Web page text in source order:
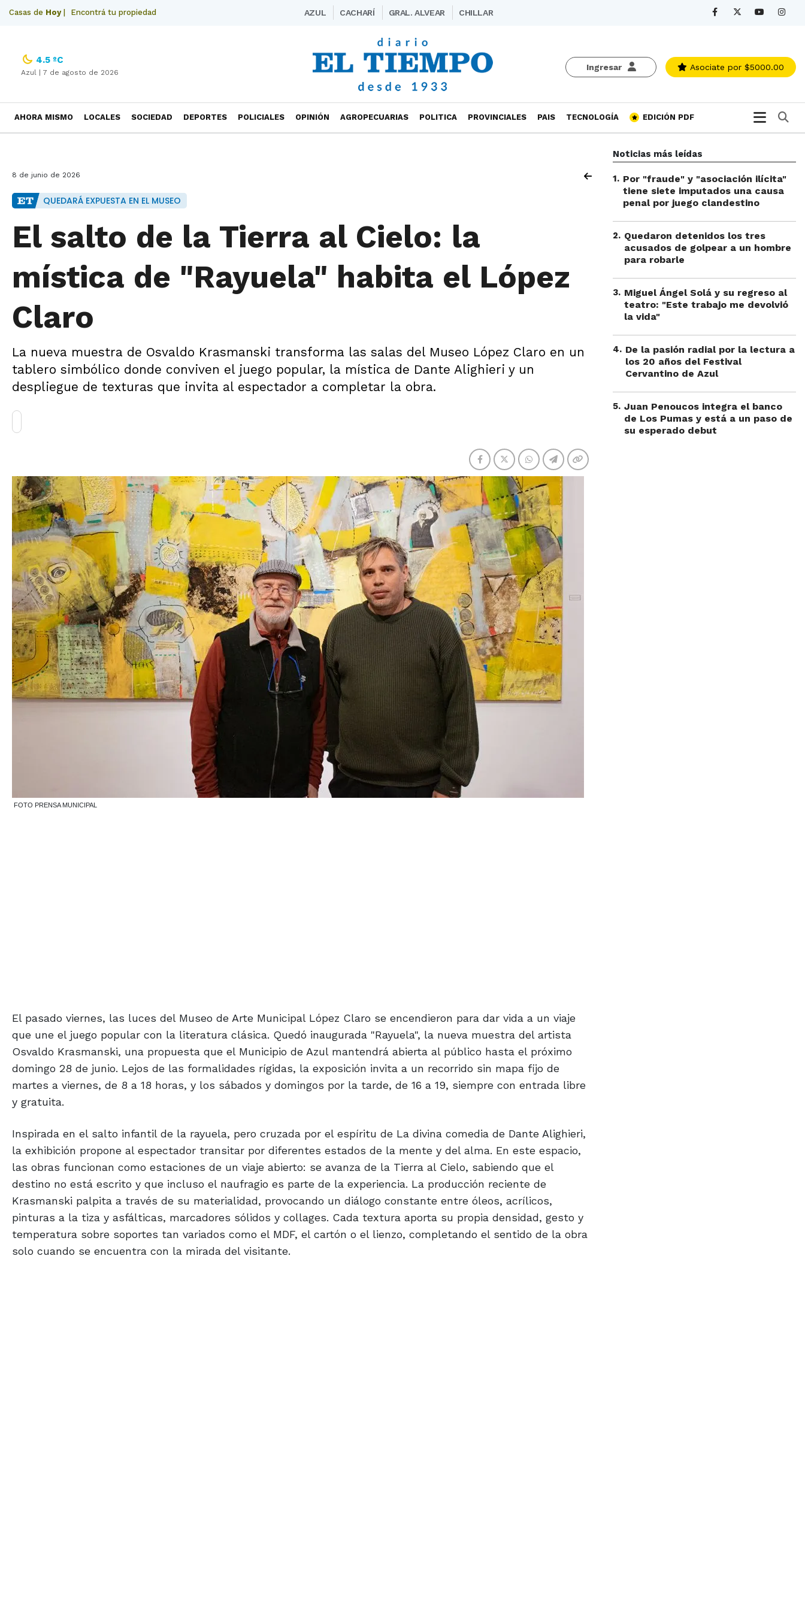
Casas de Hoy| Encontrá tu propiedad AZUL CACHARÍ GRAL. ALVEAR CHILLAR
Ingresar Asociate por $5000.00
4.5 ºC
Azul | 7 de agosto de 2026
AHORA MISMO LOCALES SOCIEDAD DEPORTES POLICIALES OPINIÓN AGROPECUARIAS POLITICA PROVINCIALES PAIS TECNOLOGÍA EDICIÓN PDF
8 de junio de 2026
QUEDARÁ EXPUESTA EN EL MUSEO
El salto de la Tierra al Cielo: la
mística de "Rayuela" habita el López
Claro
La nueva muestra de Osvaldo Krasmanski transforma las salas del Museo López Claro en un
tablero simbólico donde conviven el juego popular, la mística de Dante Alighieri y un
despliegue de texturas que invita al espectador a completar la obra.
FOTO PRENSA MUNICIPAL
El pasado viernes, las luces del Museo de Arte Municipal López Claro se encendieron para dar vida a un viaje
que une el juego popular con la literatura clásica. Quedó inaugurada "Rayuela", la nueva muestra del artista
Osvaldo Krasmanski, una propuesta que el Municipio de Azul mantendrá abierta al público hasta el próximo
domingo 28 de junio. Lejos de las formalidades rígidas, la exposición invita a un recorrido sin mapa fijo de
martes a viernes, de 8 a 18 horas, y los sábados y domingos por la tarde, de 16 a 19, siempre con entrada libre
y gratuita.
Inspirada en el salto infantil de la rayuela, pero cruzada por el espíritu de La divina comedia de Dante Alighieri,
la exhibición propone al espectador transitar por diferentes estados de la mente y del alma. En este espacio,
las obras funcionan como estaciones de un viaje abierto: se avanza de la Tierra al Cielo, sabiendo que el
destino no está escrito y que incluso el naufragio es parte de la experiencia. La producción reciente de
Krasmanski palpita a través de su materialidad, provocando un diálogo constante entre óleos, acrílicos,
pinturas a la tiza y asfálticas, marcadores sólidos y collages. Cada textura aporta su propia densidad, gesto y
temperatura sobre soportes tan variados como el MDF, el cartón o el lienzo, completando el sentido de la obra
solo cuando se encuentra con la mirada del visitante.
Noticias más leídas
1. Por "fraude" y "asociación ilícita"
tiene siete imputados una causa
penal por juego clandestino
2. Quedaron detenidos los tres
acusados de golpear a un hombre
para robarle
3. Miguel Ángel Solá y su regreso al
teatro: "Este trabajo me devolvió
la vida"
4. De la pasión radial por la lectura a
los 20 años del Festival
Cervantino de Azul
5. Juan Penoucos integra el banco
de Los Pumas y está a un paso de
su esperado debut